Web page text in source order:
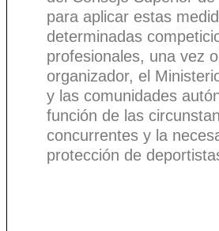
para aplicar estas
determinadas
profesionales, una vez
organizador, el
y las comunidades
función de las
concurrentes y la
protección de